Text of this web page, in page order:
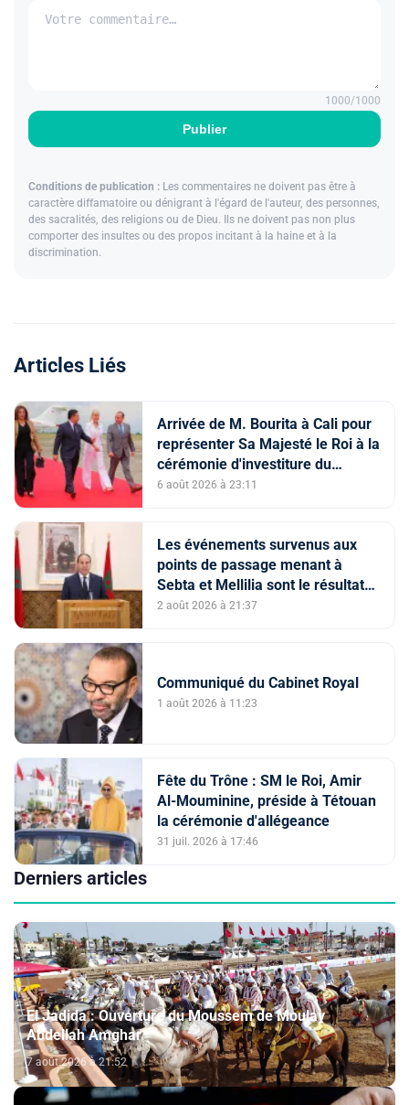
Publier
1000/1000
Conditions de publication : Les commentaires ne doivent pas être à
caractère diffamatoire ou dénigrant à l'égard de l'auteur, des personnes,
des sacralités, des religions ou de Dieu. Ils ne doivent pas non plus
comporter des insultes ou des propos incitant à la haine et à la
discrimination.
Articles Liés
Arrivée de M. Bourita à Cali pour
représenter Sa Majesté le Roi à la
cérémonie d'investiture du
nouveau président colombien
6 août 2026 à 23:11
Les événements survenus aux
points de passage menant à
Sebta et Mellilia sont le résultat
de facteurs intriqués, dont
d'informations trompeuses
(Porte-parole du ministère de
2 août 2026 à 21:37
Communiqué du Cabinet Royal
1 août 2026 à 11:23
Fête du Trône : SM le Roi, Amir
Al-Mouminine, préside à Tétouan
la cérémonie d'allégeance
31 juil. 2026 à 17:46
Derniers articles
El Jadida : Ouverture du Moussem de Moulay
Abdellah Amghar
7 août 2026 à 21:52